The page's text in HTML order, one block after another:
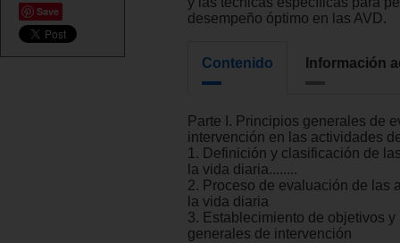
Save
desempeño óptimo en las AVD.
Contenido Información
Parte I. Principios generales de
intervención en las actividades
1. Definición y clasificación de
la vida diaria........
2. Proceso de evaluación de las
la vida diaria
3. Establecimiento de objetivos
generales de intervención